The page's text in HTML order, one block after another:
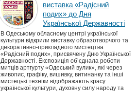
виставка «Радісний
подих» до Дня
Української Державності
В Одеському обласному центрі української
культури відкрили виставку образотворчого та
декоративно-прикладного мистецтва
«Радісний подих», присвячену Дню Української
Державності. Експозиція об’єднала роботи
митців артгурту «Одеський вулик», які через
живопис, графіку, вишивку, витинанку та інші
мистецькі техніки відображають красу
української культури, духовну силу народу та